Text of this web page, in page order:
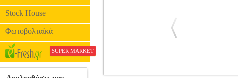
Stock House
Φωτοβολταϊκά
SUPER MARKET